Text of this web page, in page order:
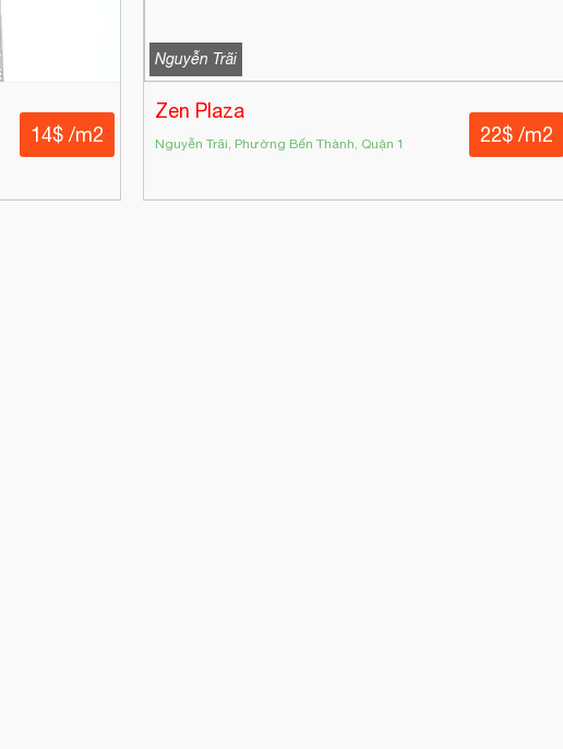
14$ /m2
Nguyễn Trãi
Zen Plaza
Nguyễn Trãi, Phường Bến Thành, Quận 1 22$ /m2